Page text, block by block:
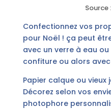
Source :
Confectionnez vos
pour Noël ! ça peut
avec un verre à eau
confiture ou alors
Papier calque ou
Décorez selon vos
photophore